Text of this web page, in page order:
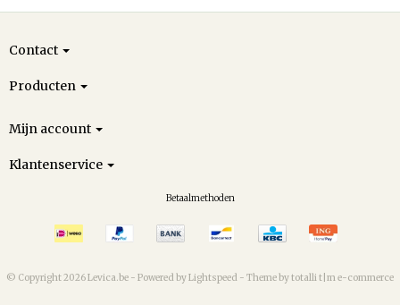
Contact
Producten
Mijn account
Klantenservice
Betaalmethoden
© Copyright 2026 Levica.be - Powered byLightspeed - Theme by totalli t|m e-commerce